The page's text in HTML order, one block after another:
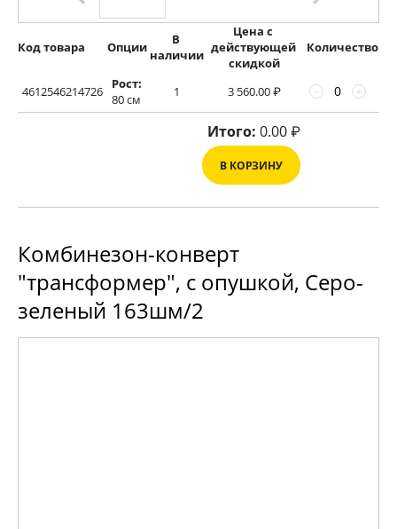
Код товара Опции
В
наличии
Цена с
действующей
скидкой
Количество
4612546214726
Рост:
80 см
1 3 560.00₽ +
−
Итого: 0.00₽
В КОРЗИНУ
Комбинезон-конверт
"трансформер", с опушкой, Серо-
зеленый 163шм/2